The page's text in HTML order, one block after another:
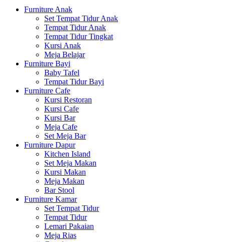
Furniture Anak
Set Tempat Tidur Anak
Tempat Tidur Anak
Tempat Tidur Tingkat
Kursi Anak
Meja Belajar
Furniture Bayi
Baby Tafel
Tempat Tidur Bayi
Furniture Cafe
Kursi Restoran
Kursi Cafe
Kursi Bar
Meja Cafe
Set Meja Bar
Furniture Dapur
Kitchen Island
Set Meja Makan
Kursi Makan
Meja Makan
Bar Stool
Furniture Kamar
Set Tempat Tidur
Tempat Tidur
Lemari Pakaian
Meja Rias